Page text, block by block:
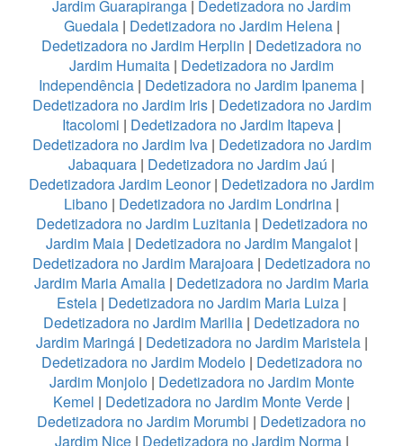
Jardim Guarapiranga | Dedetizadora no Jardim
Guedala| Dedetizadora no Jardim Helena|
Dedetizadora no Jardim Herplin | Dedetizadora no
Jardim Humaita | Dedetizadora no Jardim
Independência | Dedetizadora no Jardim Ipanema |
Dedetizadora no Jardim Iris| Dedetizadora no Jardim
Itacolomi | Dedetizadora no Jardim Itapeva |
Dedetizadora no Jardim Iva| Dedetizadora no Jardim
Jabaquara | Dedetizadora no Jardim Jaú |
Dedetizadora Jardim Leonor| Dedetizadora no Jardim
Libano | Dedetizadora no Jardim Londrina |
Dedetizadora no Jardim Luzitania| Dedetizadora no
Jardim Maia| Dedetizadora no Jardim Mangalot|
Dedetizadora no Jardim Marajoara | Dedetizadora no
Jardim Maria Amalia | Dedetizadora no Jardim Maria
Estela | Dedetizadora no Jardim Maria Luiza |
Dedetizadora no Jardim Marilia | Dedetizadora no
Jardim Maringá| Dedetizadora no Jardim Maristela|
Dedetizadora no Jardim Modelo| Dedetizadora no
Jardim Monjolo| Dedetizadora no Jardim Monte
Kemel | Dedetizadora no Jardim Monte Verde |
Dedetizadora no Jardim Morumbi | Dedetizadora no
Jardim Nice| Dedetizadora no Jardim Norma|